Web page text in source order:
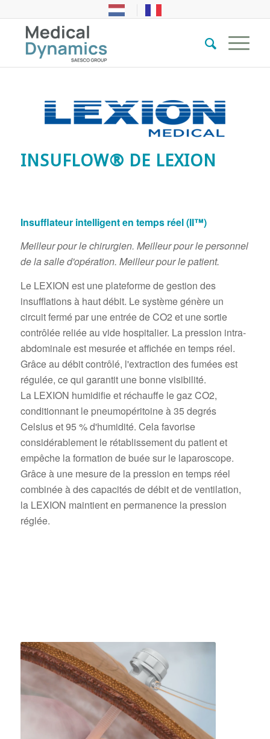
INSUFLOW® DE LEXION
Insufflateur intelligent en temps réel (II™)
Meilleur pour le chirurgien. Meilleur pour le personnel
de la salle d'opération. Meilleur pour le patient.
Le LEXION est une plateforme de gestion des
insufflations à haut débit. Le système génère un
circuit fermé par une entrée de CO2 et une sortie
contrôlée reliée au vide hospitalier. La pression intra-
abdominale est mesurée et affichée en temps réel.
Grâce au débit contrôlé, l'extraction des fumées est
régulée, ce qui garantit une bonne visibilité.
La LEXION humidifie et réchauffe le gaz CO2,
conditionnant le pneumopéritoine à 35 degrés
Celsius et 95 % d'humidité. Cela favorise
considérablement le rétablissement du patient et
empêche la formation de buée sur le laparoscope.
Grâce à une mesure de la pression en temps réel
combinée à des capacités de débit et de ventilation,
la LEXION maintient en permanence la pression
réglée.